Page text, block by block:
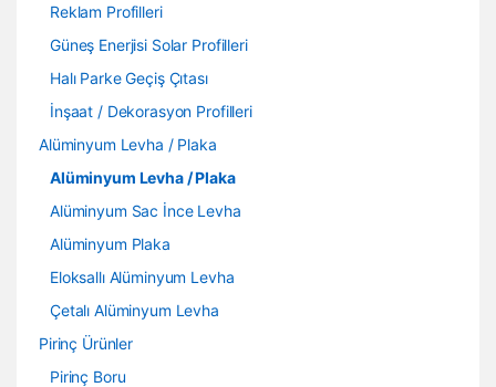
Reklam Profilleri
Güneş Enerjisi Solar Profilleri
Halı Parke Geçiş Çıtası
İnşaat / Dekorasyon Profilleri
Alüminyum Levha / Plaka
Alüminyum Levha / Plaka
Alüminyum Sac İnce Levha
Alüminyum Plaka
Eloksallı Alüminyum Levha
Çetalı Alüminyum Levha
Pirinç Ürünler
Pirinç Boru